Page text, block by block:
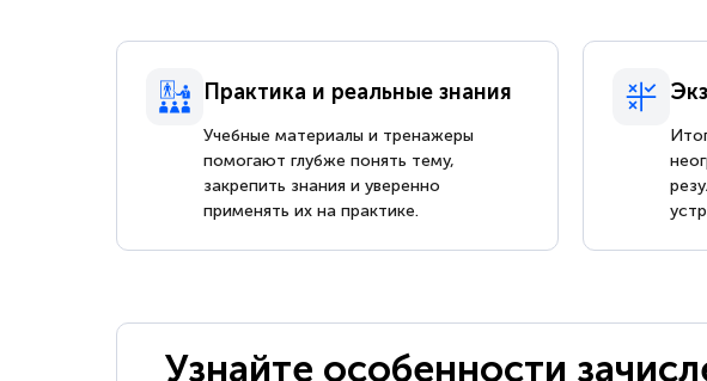
Практика и реальные знания
Учебные материалы и тренажеры
помогают глубже понять тему,
закрепить знания и уверенно
применять их на практике.
Узнайте особенности